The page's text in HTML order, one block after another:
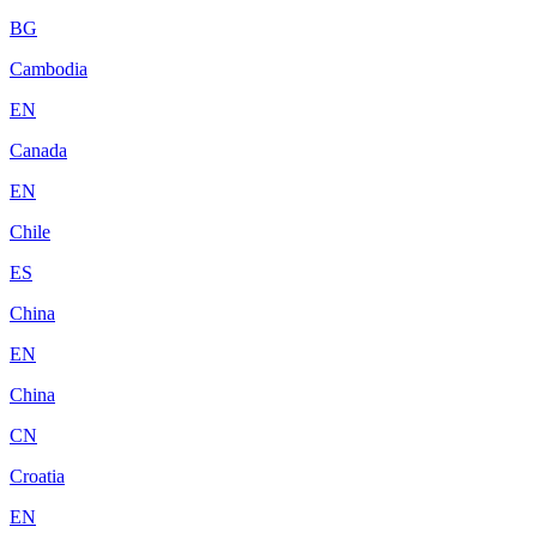
BG
Cambodia
EN
Canada
EN
Chile
ES
China
EN
China
CN
Croatia
EN